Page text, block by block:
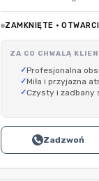
ZAMKNIĘTE ·
ZA CO CHWALĄ
Profesjonalna
Miła i przyjazna
Czysty i zadbany
Zadzwoń